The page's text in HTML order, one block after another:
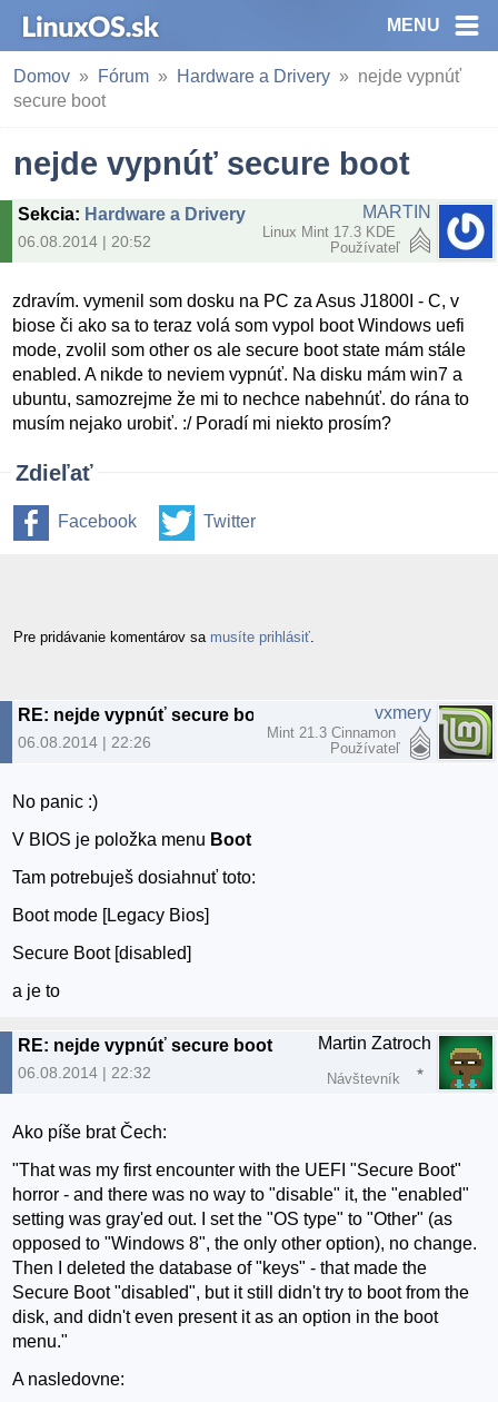
MENU
Domov Fórum Hardware a Drivery
nejde vypnúť
secure boot
nejde vypnúť secure boot
Sekcia: Hardware a Drivery
06.08.2014 | 20:52
MARTIN
Linux Mint 17.3 KDE
Používateľ
zdravím. vymenil som dosku na PC za Asus J1800I - C, v
biose či ako sa to teraz volá som vypol boot Windows uefi
mode, zvolil som other os ale secure boot state mám stále
enabled. A nikde to neviem vypnúť. Na disku mám win7 a
ubuntu, samozrejme že mi to nechce nabehnúť. do rána to
musím nejako urobiť. :/ Poradí mi niekto prosím?
Zdieľať
Facebook Twitter
Pre pridávanie komentárov sa musíte prihlásiť
RE: nejde vypnúť secure boot
06.08.2014 | 22:26
vxmery
Mint 21.3 Cinnamon
Používateľ
No panic :)
V BIOS je položka menu Boot
Tam potrebuješ dosiahnuť toto:
Boot mode [Legacy Bios]
Secure Boot [disabled]
a je to
RE: nejde vypnúť secure boot
06.08.2014 | 22:32
Martin Zatroch
Návštevník
Ako píše brat Čech:
"That was my first encounter with the UEFI "Secure Boot"
horror - and there was no way to "disable" it, the "enabled"
setting was gray'ed out. I set the "OS type" to "Other" (as
opposed to "Windows 8", the only other option), no change.
Then I deleted the database of "keys" - that made the
Secure Boot "disabled", but it still didn't try to boot from the
disk, and didn't even present it as an option in the boot
menu."
A nasledovne: